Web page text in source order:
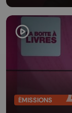
ÉMISSIONS